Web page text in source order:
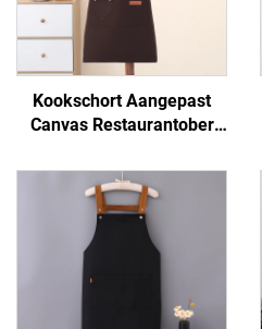
Kookschort Aangepast
Canvas Restaurantober
Basismodel Goedkoop
Biologisch Schilders
Keukenschort